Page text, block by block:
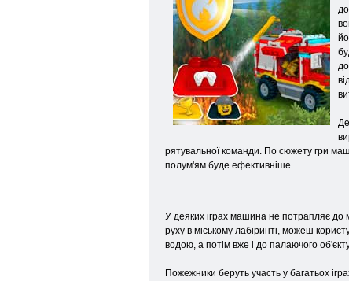
рятувальної команди. По сюжету гри
полум'ям буде ефективніше.
У деяких іграх машина не потрапляє до
руху в міському лабіринті, можеш
водою, а потім вже і до палаючого об'єкту
Пожежники беруть участь у багатьох